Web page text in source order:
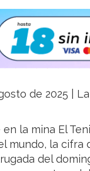
de 2025 |
la mina El
mundo, la cifra
del